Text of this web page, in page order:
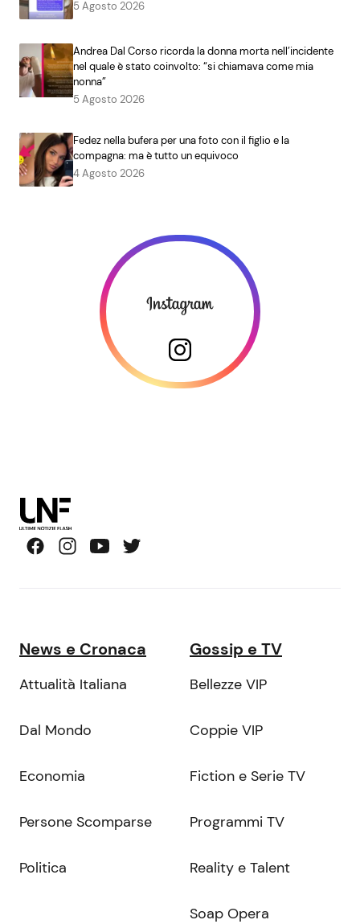
5 Agosto 2026
Andrea Dal Corso ricorda la donna morta nell’incidente
nel quale è stato coinvolto: “si chiamava come mia
nonna”
5 Agosto 2026
Fedez nella bufera per una foto con il figlio e la
compagna: ma è tutto un equivoco
4 Agosto 2026
News e Cronaca
Attualità Italiana
Dal Mondo
Economia
Persone Scomparse
Politica
Gossip e TV
Bellezze VIP
Coppie VIP
Fiction e Serie TV
Programmi TV
Reality e Talent
Soap Opera